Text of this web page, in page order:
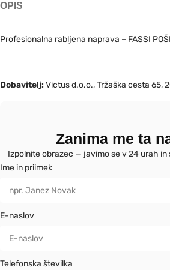
OPIS
Profesionalna rabljena naprava – FASSI
Dobavitelj: Victus d.o.o., Tržaška cesta 65,
Zanima me ta
Izpolnite obrazec — javimo se v 24 urah in
Ime in priimek
E-naslov
Telefonska številka